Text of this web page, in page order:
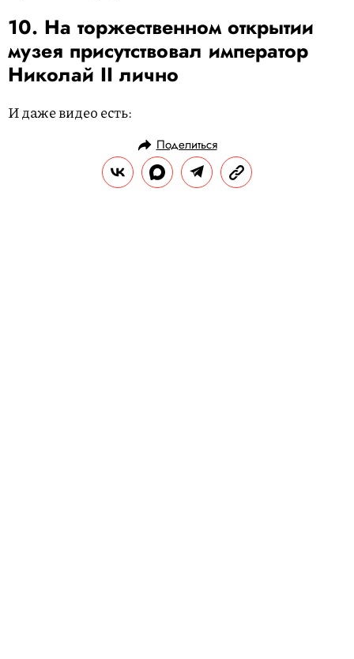
10. На торжественном открытии
музея присутствовал император
Николай II лично
И даже видео есть:
Поделиться